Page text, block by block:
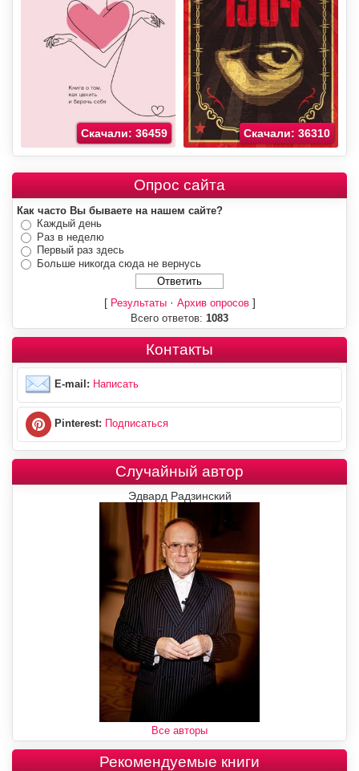
Скачали: 36459 Скачали: 36310
Опрос сайта
Как часто Вы бываете на нашем сайте?
Каждый день
Раз в неделю
Первый раз здесь
Больше никогда сюда не вернусь
[ Результаты· Архив опросов]
Всего ответов: 1083
Контакты
E-mail: Написать
Pinterest: Подписаться
Случайный автор
Эдвард Радзинский
Все авторы
Рекомендуемые книги